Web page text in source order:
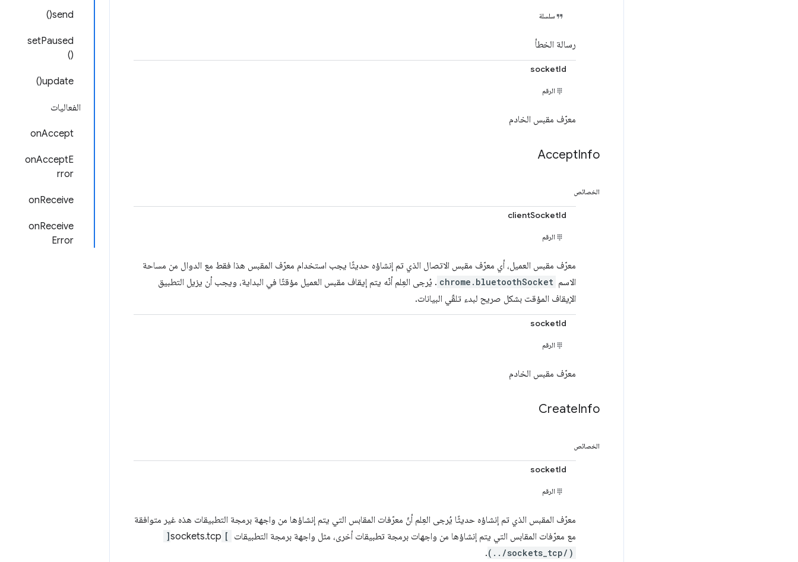
send()
setPaused
()
update()
الفعاليات
onAccept
onAcceptE
rror
onReceive
onReceive
Error
سلسلة
رسالة الخطأ
socketId
الرقم
معرّف مقبس الخادم
AcceptInfo
الخصائص
clientSocketId
الرقم
معرّف مقبس العميل، أي معرّف مقبس الاتصال الذي تم إنشاؤه حديثًا يجب استخدام معرّف المقبس هذا فقط مع الدوال من مساحة
الاسم chrome.bluetoothSocket . يُرجى العِلم أنّه يتم إيقاف مقبس العميل مؤقتًا في البداية، ويجب أن يزيل التطبيق
الإيقاف المؤقت بشكل صريح لبدء تلقّي البيانات.
socketId
الرقم
معرّف مقبس الخادم
CreateInfo
الخصائص
socketId
الرقم
معرّف المقبس الذي تم إنشاؤه حديثًا يُرجى العِلم أنّ معرّفات المقابس التي يتم إنشاؤها من واجهة برمجة التطبيقات هذه غير متوافقة
مع معرّفات المقابس التي يتم إنشاؤها من واجهات برمجة تطبيقات أخرى، مثل واجهة برمجة التطبيقات
[
sockets.tcp
]
(../sockets_tcp/)
.